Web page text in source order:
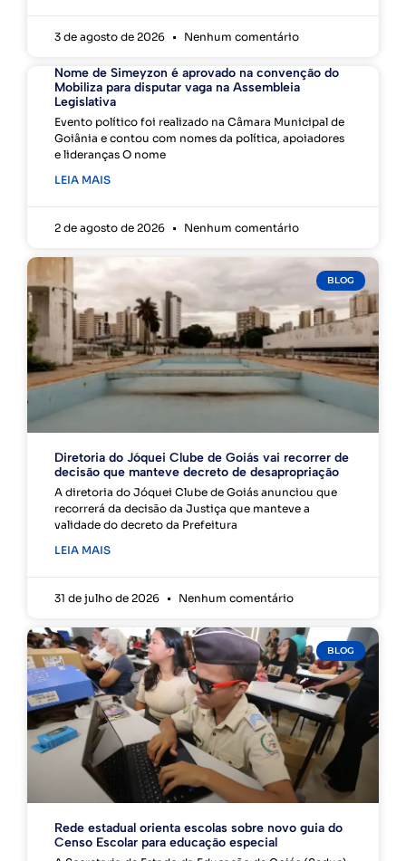
3 de agosto de 2026 Nenhum comentário
Nome de Simeyzon é aprovado na convenção do
Mobiliza para disputar vaga na Assembleia
Legislativa
Evento político foi realizado na Câmara Municipal de
Goiânia e contou com nomes da política, apoiadores
e lideranças O nome
LEIA MAIS
2 de agosto de 2026 Nenhum comentário
BLOG
Diretoria do Jóquei Clube de Goiás vai recorrer de
decisão que manteve decreto de desapropriação
A diretoria do Jóquei Clube de Goiás anunciou que
recorrerá da decisão da Justiça que manteve a
validade do decreto da Prefeitura
LEIA MAIS
31 de julho de 2026 Nenhum comentário
BLOG
Rede estadual orienta escolas sobre novo guia do
Censo Escolar para educação especial